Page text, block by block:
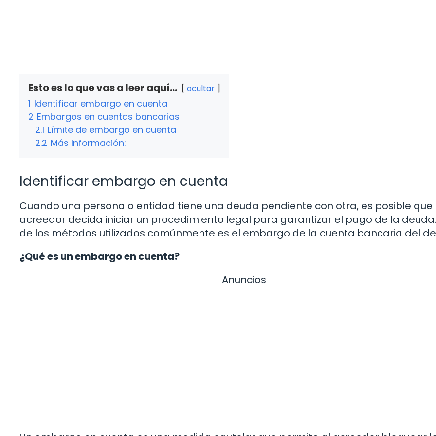
Esto es lo que vas a leer aquí... ocultar
1 Identificar embargo en cuenta
2 Embargos en cuentas bancarias
2.1 Límite de embargo en cuenta
2.2 Más Información:
Identificar embargo en cuenta
Cuando una persona o entidad tiene una deuda pendiente con otra, es posible que
acreedor decida iniciar un procedimiento legal para garantizar el pago de la
de los métodos utilizados comúnmente es el embargo de la cuenta bancaria del
¿Qué es un embargo en cuenta?
Anuncios